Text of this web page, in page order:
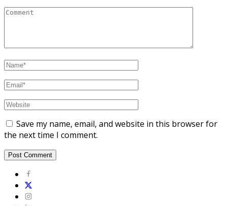
Save my name, email, and website in this browser for
the next time I comment.